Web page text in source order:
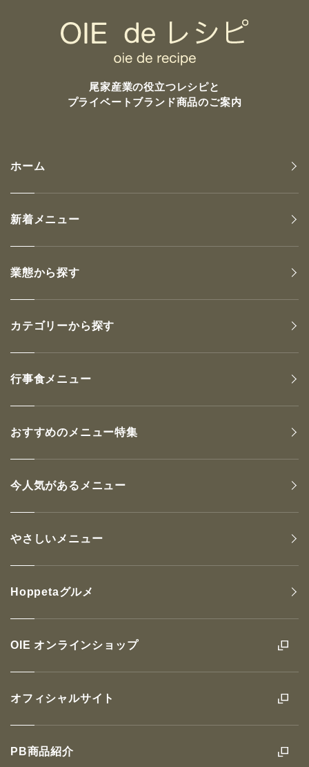
尾家産業の役立つレシピと
プライベートブランド商品のご案内
OIE オンラインショップ
オフィシャルサイト
PB商品紹介
ホーム
新着メニュー
業態から探す
カテゴリーから探す
行事食メニュー
おすすめのメニュー特集
今人気があるメニュー
やさしいメニュー
Hoppetaグルメ